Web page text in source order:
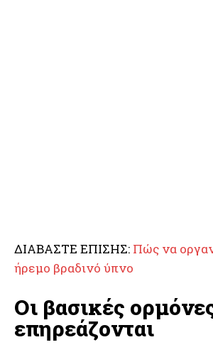
ΔΙΑΒΑΣΤΕ ΕΠΙΣΗΣ: Πώς να
ήρεμο βραδινό ύπνο
Οι βασικές
επηρεάζονται